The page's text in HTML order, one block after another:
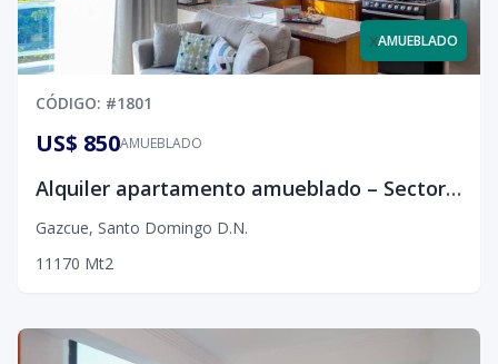
xAMUEBLADO
CÓDIGO: #1801
AMUEBLADO
US$ 850
Alquiler apartamento amueblado – Sector Gazcue, D.N
Gazcue, Santo Domingo D.N.
1 1 1 70 Mt2